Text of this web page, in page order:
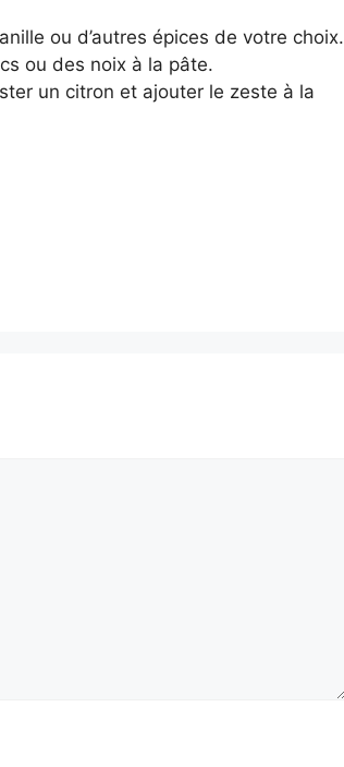
ou d’autres épices de votre choix.
ou des noix à la pâte.
un citron et ajouter le zeste à la